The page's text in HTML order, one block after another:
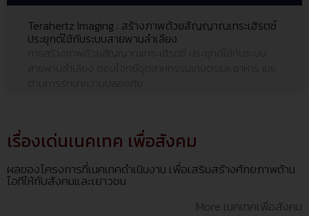
Terahertz Imaging : สร้างภาพด้วยสัญญาณเทระเฮิรตซ์
ประยุกต์ใช้กับระบบสายพานลำเลียง
การสร้างภาพด้วยสัญญาณเทระเฮิรตซ์ ประยุกต์ใช้กับระบบ
สายพานลำเลียง ตอบโจทย์อุตสาหกรรมเกษตรและอาหาร และ
เรื่องเด่นเนคเทค เพื่อสังคม
ผลของโครงการที่เนคเทคดำเนินงาน เพื่อเสริมสร้างศักยภาพด้าน
ไอทีให้กับสังคมและเยาวชน
More เนคเทคเพื่อสังคม